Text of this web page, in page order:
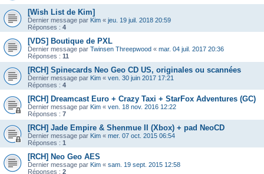
[Wish List de Kim]
Dernier message par Kim « jeu. 19 juil. 2018 20:59
Réponses : 4
[VDS] Boutique de PXL
Dernier message par Twinsen Threepwood « mar. 04 juil. 2017 20:36
Réponses : 11
[RCH] Spinecards Neo Geo CD US, originales ou scannées
Dernier message par Kim « ven. 30 juin 2017 17:21
Réponses : 4
[RCH] Dreamcast Euro + Crazy Taxi + StarFox Adventures (GC)
Dernier message par Kim « ven. 18 nov. 2016 12:22
Réponses : 7
[RCH] Jade Empire & Shenmue II (Xbox) + pad NeoCD
Dernier message par Kim « mer. 07 oct. 2015 06:54
Réponses : 1
[RCH] Neo Geo AES
Dernier message par Kim « sam. 19 sept. 2015 12:58
Réponses : 2